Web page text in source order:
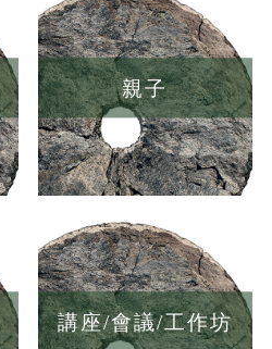
親子
講座/會議/工作坊